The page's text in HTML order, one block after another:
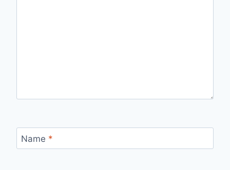
Name *